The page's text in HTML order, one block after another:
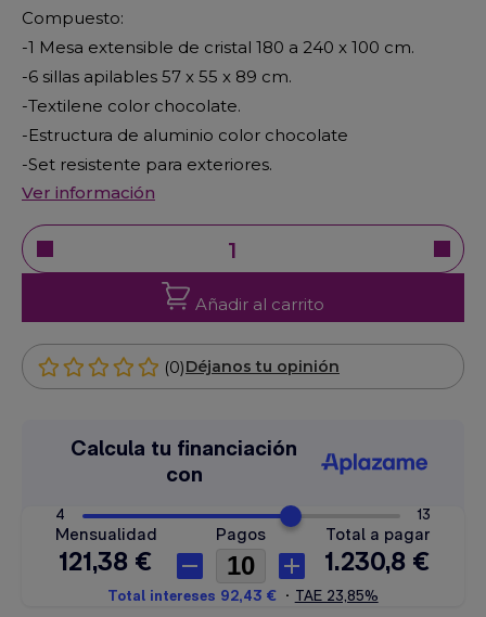
Compuesto:
-1 Mesa extensible de cristal 180 a 240 x 100 cm.
-6 sillas apilables 57 x 55 x 89 cm.
-Textilene color chocolate.
-Estructura de aluminio color chocolate
-Set resistente para exteriores.
Ver información
Añadir al carrito
(0)Déjanos tu opinión